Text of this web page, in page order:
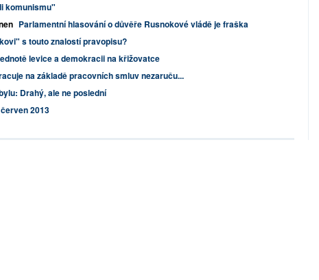
komunismu"
Parlamentní hlasování o důvěře Rusnokové vládě je fraška
s touto znalostí pravopisu?
levice a demokracii na křižovatce
na základě pracovních smluv nezaruču...
Drahý, ale ne poslední
2013